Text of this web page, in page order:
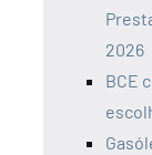
2026
BCE